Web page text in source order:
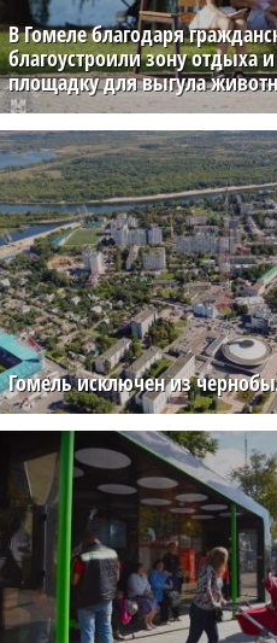
В Гомеле благодаря
благоустроили зону отдыха
площадку для выгула
Гомель исключен из